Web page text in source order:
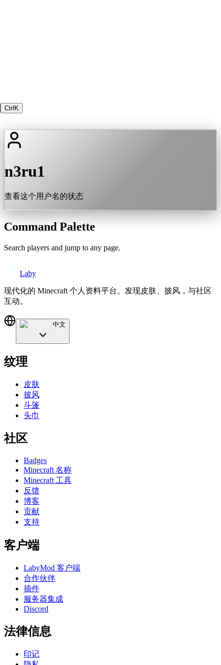
Ctrl K
n3ru1
查看这个用户名的状态
Command Palette
Search players and jump to any page.
Laby
现代化的 Minecraft 个人资料平台。发现皮肤、披风，与社区
互动。
中文
纹理
皮肤
披风
斗篷
头巾
社区
Badges
Minecraft 名称
Minecraft 工具
反馈
博客
贡献
支持
客户端
LabyMod 客户端
合作伙伴
插件
服务器集成
Discord
法律信息
印记